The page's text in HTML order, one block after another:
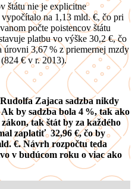
štátu nie je explicitne
na 1,13 mld. €, čo pri
počte poistencov štátu
platbu vo výške 30,2 €, čo
úrovni 3,67 % z priemernej mzdy
€ v r. 2013).
Zajaca sadzba nikdy
by sadzba bola 4 %, tak ako
tak štát by za každého
zaplatiť 32,96 €, čo by
€. Návrh rozpočtu teda
v budúcom roku o viac ako